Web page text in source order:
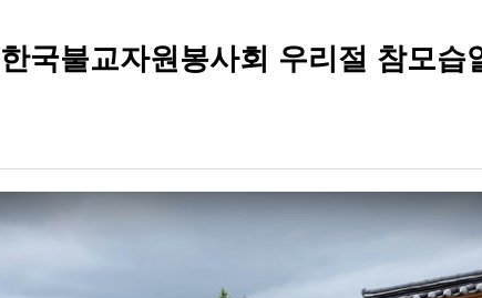
국불교자원봉사회 우리절 참모습